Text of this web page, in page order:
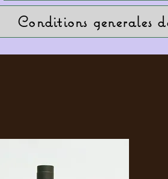
Conditions generales